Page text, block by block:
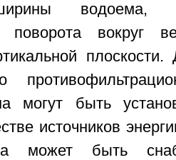
водоема,
поворота вокруг
могут быть
источников
может быть